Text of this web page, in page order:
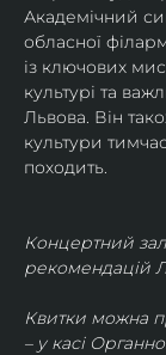
Академічний
обласної
із ключових
культурі та
Львова. Він
культури
походить.
Концертний
рекомендацій
Квитки можна
– у касі